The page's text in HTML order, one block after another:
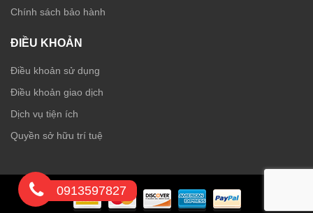
Chính sách bảo hành
ĐIỀU KHOẢN
Điều khoản sử dụng
Điều khoản giao dịch
Dịch vụ tiện ích
Quyền sở hữu trí tuệ
0913597827